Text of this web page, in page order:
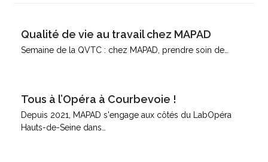
Qualité de vie au travail chez MAPAD
Semaine de la QVTC : chez MAPAD, prendre soin de…
Tous à l’Opéra à Courbevoie !
Depuis 2021, MAPAD s'engage aux côtés du LabOpéra
Hauts-de-Seine dans…